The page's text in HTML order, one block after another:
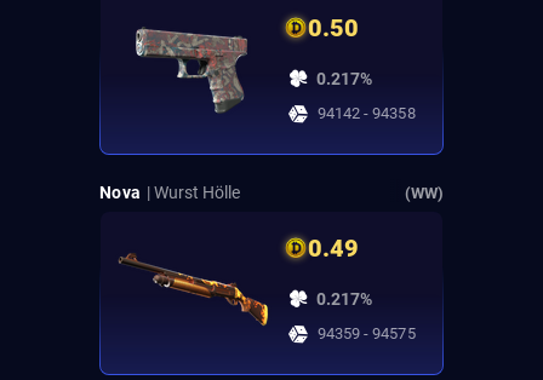
0.50
0.217%
94142 - 94358
Nova | Wurst Hölle (WW)
0.49
0.217%
94359 - 94575